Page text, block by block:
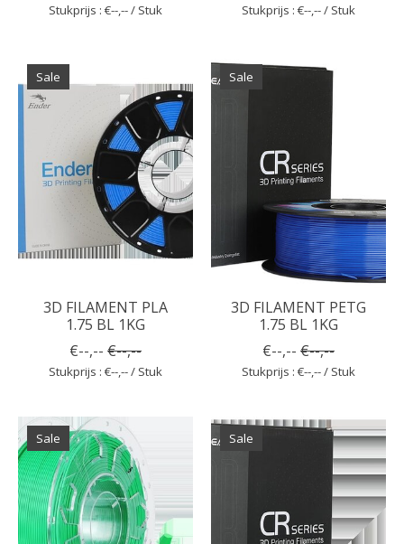
Stukprijs : €--,-- / Stuk Stukprijs : €--,-- / Stuk
Sale
3D FILAMENT PLA
1.75 BL 1KG
€--,-- €--,--
Stukprijs : €--,-- / Stuk
Sale
3D FILAMENT PETG
1.75 BL 1KG
€--,-- €--,--
Stukprijs : €--,-- / Stuk
Sale Sale